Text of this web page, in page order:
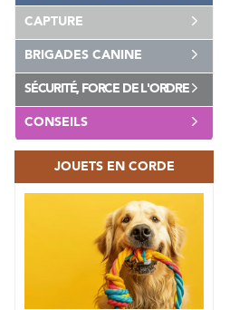
CAPTURE
BRIGADES CANINE
SÉCURITÉ, FORCE DE L'ORDRE
CONSEILS
JOUETS EN CORDE